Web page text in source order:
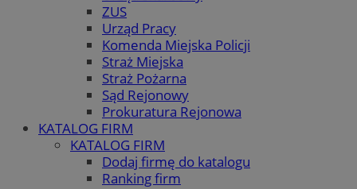
ZUS
Urząd Pracy
Komenda Miejska Policji
Straż Miejska
Straż Pożarna
Sąd Rejonowy
Prokuratura Rejonowa
KATALOG FIRM
KATALOG FIRM
Dodaj firmę do katalogu
Ranking firm